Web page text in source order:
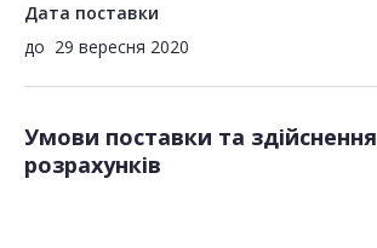
Дата поставки
до 29 вересня 2020
Умови поставки та здійснення
розрахунків